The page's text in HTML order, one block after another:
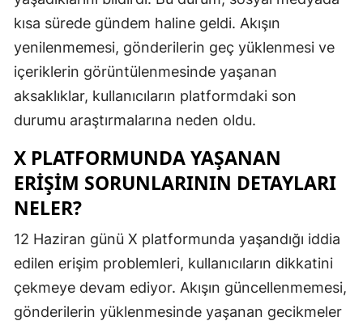
Edirne
Elazığ
Gümüşhane
Hakkari
Hatay
kısa sürede gündem haline geldi. Akışın
yenilenmemesi, gönderilerin geç yüklenmesi ve
içeriklerin görüntülenmesinde yaşanan
aksaklıklar, kullanıcıların platformdaki son
durumu araştırmalarına neden oldu.
X PLATFORMUNDA YAŞANAN
ERIŞIM SORUNLARININ DETAYLARI
NELER?
12 Haziran günü X platformunda yaşandığı iddia
edilen erişim problemleri, kullanıcıların dikkatini
çekmeye devam ediyor. Akışın güncellenmemesi,
gönderilerin yüklenmesinde yaşanan gecikmeler